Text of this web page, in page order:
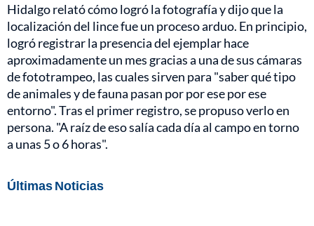
Hidalgo relató cómo logró la fotografía y dijo que la
localización del lince fue un proceso arduo. En principio,
logró registrar la presencia del ejemplar hace
aproximadamente un mes gracias a una de sus cámaras
de fototrampeo, las cuales sirven para "saber qué tipo
de animales y de fauna pasan por por ese por ese
entorno". Tras el primer registro, se propuso verlo en
persona. "A raíz de eso salía cada día al campo en torno
a unas 5 o 6 horas".
Últimas Noticias